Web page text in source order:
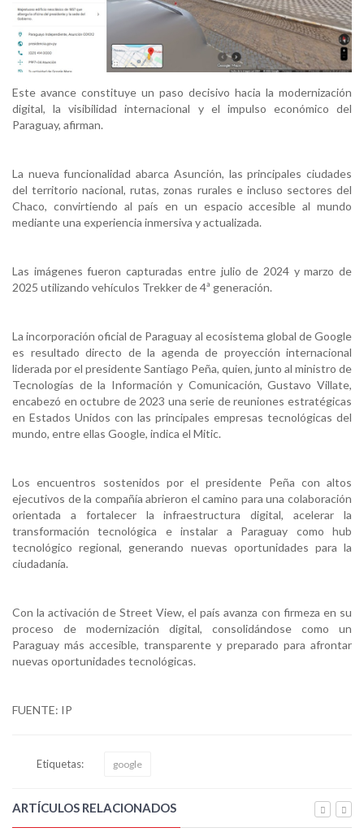
Este avance constituye un paso decisivo hacia la modernización
digital, la visibilidad internacional y el impulso económico del
Paraguay, afirman.
La nueva funcionalidad abarca Asunción, las principales ciudades
del territorio nacional, rutas, zonas rurales e incluso sectores del
Chaco, convirtiendo al país en un espacio accesible al mundo
mediante una experiencia inmersiva y actualizada.
Las imágenes fueron capturadas entre julio de 2024 y marzo de
2025 utilizando vehículos Trekker de 4ª generación.
La incorporación oficial de Paraguay al ecosistema global de Google
es resultado directo de la agenda de proyección internacional
liderada por el presidente Santiago Peña, quien, junto al ministro de
Tecnologías de la Información y Comunicación, Gustavo Villate,
encabezó en octubre de 2023 una serie de reuniones estratégicas
en Estados Unidos con las principales empresas tecnológicas del
mundo, entre ellas Google, indica el Mitic.
Los encuentros sostenidos por el presidente Peña con altos
ejecutivos de la compañía abrieron el camino para una colaboración
orientada a fortalecer la infraestructura digital, acelerar la
transformación tecnológica e instalar a Paraguay como hub
tecnológico regional, generando nuevas oportunidades para la
ciudadanía.
Con la activación de Street View, el país avanza con firmeza en su
proceso de modernización digital, consolidándose como un
Paraguay más accesible, transparente y preparado para afrontar
nuevas oportunidades tecnológicas.
FUENTE: IP
Etiquetas: google
ARTÍCULOS RELACIONADOS